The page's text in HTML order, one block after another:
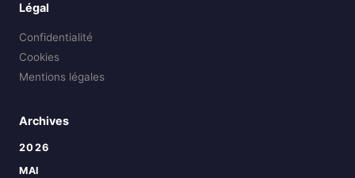
Légal
Confidentialité
Cookies
Mentions légales
Archives
2026
MAI